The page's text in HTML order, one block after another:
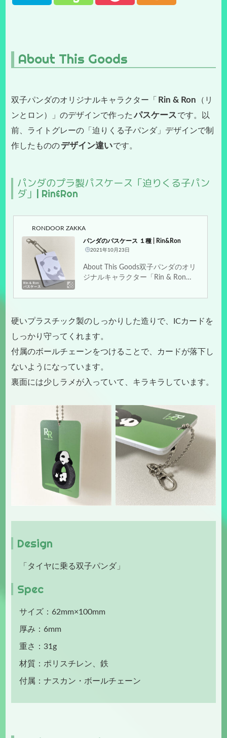
About This Goods
双子パンダのオリジナルキャラクター「 Rin & Ron
（リ
ンとロン）」のデザインで作った パスケースです。以
前、ライトグレーの「迫りくる子パンダ」デザインで制
作したもののデザイン違いです。
パンダのプラ製パスケース「迫りくる子パン
ダ」| Rin&Ron
RONDOOR ZAKKA
パンダのパスケース １種 | Rin&Ron
2021年10月23日
About This Goods双子パンダのオリ
ジナルキャラクター「Rin & Ron
た、パスケースです。RIN ＆ RON |
製のしっかりした造りで、ICカード
ボールチェーンをつけ...
硬いプラスチック製のしっかりした造りで、ICカードを
しっかり守ってくれます。
付属のボールチェーンをつけることで、カードが落下し
ないようになっています。
裏面には少しラメが入っていて、キラキラしています。
Design
「タイヤに乗る双子パンダ」
Spec
サイズ：62mm×100mm
厚み：6mm
重さ：31g
材質：ポリスチレン、鉄
付属：ナスカン・ボールチェーン